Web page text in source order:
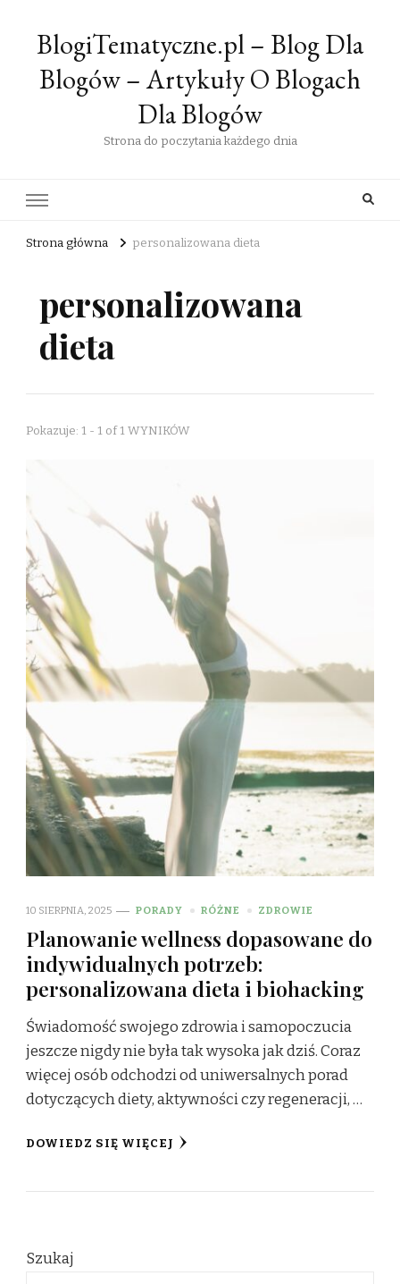
BlogiTematyczne.pl – Blog Dla
Blogów – Artykuły O Blogach
Dla Blogów
Strona do poczytania każdego dnia
Strona główna personalizowana dieta
personalizowana
dieta
Pokazuje: 1 - 1 of 1 WYNIKÓW
10 SIERPNIA, 2025 PORADY RÓŻNE ZDROWIE
Planowanie wellness dopasowane do
indywidualnych potrzeb:
personalizowana dieta i biohacking
Świadomość swojego zdrowia i samopoczucia
jeszcze nigdy nie była tak wysoka jak dziś. Coraz
więcej osób odchodzi od uniwersalnych porad
dotyczących diety, aktywności czy regeneracji, …
DOWIEDZ SIĘ WIĘCEJ
Szukaj